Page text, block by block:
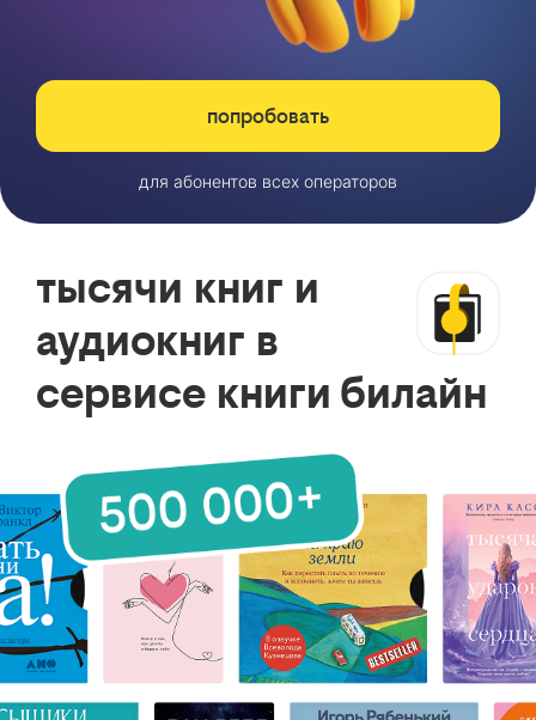
попробовать
для абонентов всех операторов
тысячи книг и
аудиокниг в
сервисе книги билайн